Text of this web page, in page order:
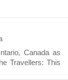
Canada as
Travellers: This
(1957) and